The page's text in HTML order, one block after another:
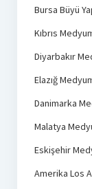
Bursa Büyü
Kıbrıs
Diyarbakır
Elazığ
Danimarka
Malatya
Eskişehir
Amerika Los